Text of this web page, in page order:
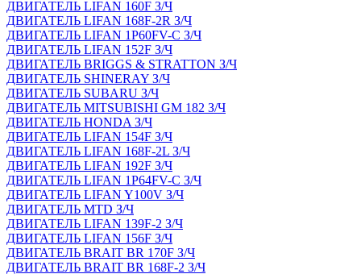
ДВИГАТЕЛЬ LIFAN 160F З/Ч
ДВИГАТЕЛЬ LIFAN 168F-2R З/Ч
ДВИГАТЕЛЬ LIFAN 1P60FV-C З/Ч
ДВИГАТЕЛЬ LIFAN 152F З/Ч
ДВИГАТЕЛЬ BRIGGS & STRATTON З/Ч
ДВИГАТЕЛЬ SHINERAY З/Ч
ДВИГАТЕЛЬ SUBARU З/Ч
ДВИГАТЕЛЬ MITSUBISHI GM 182 З/Ч
ДВИГАТЕЛЬ HONDA З/Ч
ДВИГАТЕЛЬ LIFAN 154F З/Ч
ДВИГАТЕЛЬ LIFAN 168F-2L З/Ч
ДВИГАТЕЛЬ LIFAN 192F З/Ч
ДВИГАТЕЛЬ LIFAN 1P64FV-C З/Ч
ДВИГАТЕЛЬ LIFAN Y100V З/Ч
ДВИГАТЕЛЬ MTD З/Ч
ДВИГАТЕЛЬ LIFAN 139F-2 З/Ч
ДВИГАТЕЛЬ LIFAN 156F З/Ч
ДВИГАТЕЛЬ BRAIT BR 170F З/Ч
ДВИГАТЕЛЬ BRAIT BR 168F-2 З/Ч